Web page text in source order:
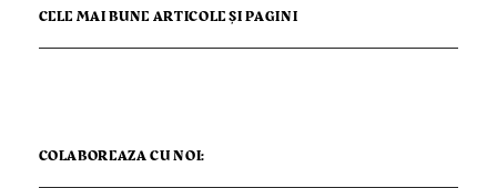
CELE MAI BUNE ARTICOLE ȘI PAGINI
COLABOREAZA CU NOI: